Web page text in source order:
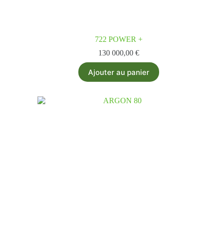
722 POWER +
130 000,00 €
Ajouter au panier